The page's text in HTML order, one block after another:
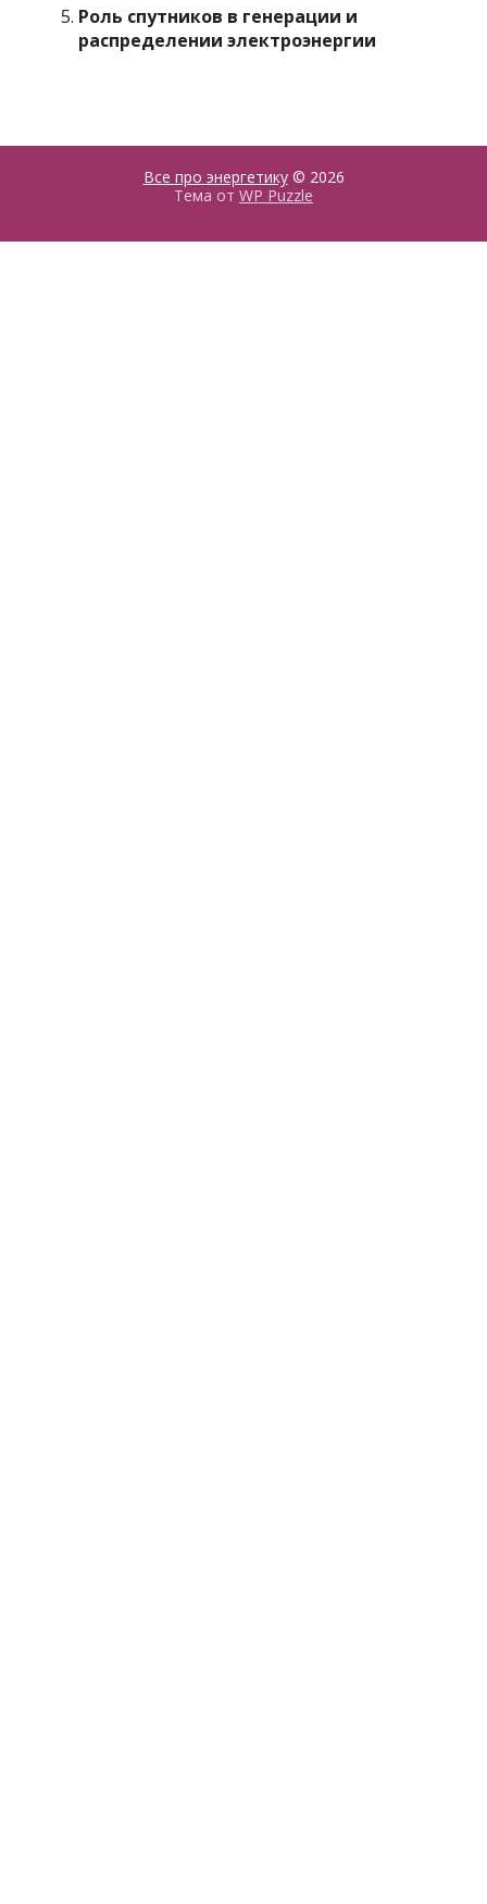
Роль спутников в генерации и
распределении электроэнергии
Все про энергетику© 2026
Тема от WP Puzzle